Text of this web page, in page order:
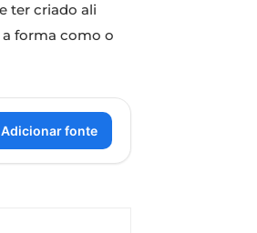
ter criado ali
forma como o
Adicionar fonte